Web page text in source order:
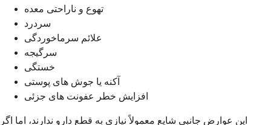
تهوع و ناراحتی معده
سردرد
علائم سرماخوردگی
سرگیجه
خستگی
آکنه یا جوش های پوستی
افزایش خطر عفونت های جزئی
این عوارض جانبی شایع معمولاً نیازی به قطع دارو ندارند، اما اگر